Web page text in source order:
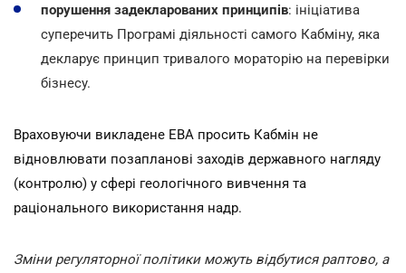
порушення задекларованих принципів: ініціатива
суперечить Програмі діяльності самого Кабміну, яка
декларує принцип тривалого мораторію на перевірки
бізнесу.
Враховуючи викладене ЕВА просить Кабмін не
відновлювати позапланові заходів державного нагляду
(контролю) у сфері геологічного вивчення та
раціонального використання надр.
Зміни регуляторної політики можуть відбутися раптово, а